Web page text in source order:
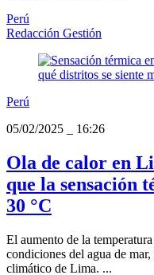
Perú
Redacción Gestión
Perú
05/02/2025
16:26
Ola de calor en
que la sensación
30 °C
El aumento de la
condiciones del agua de
climático de Lima. ...